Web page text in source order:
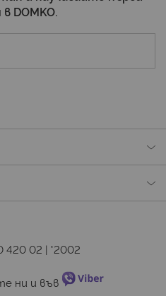
DOMKO.
420 02 | *2002
ни и във